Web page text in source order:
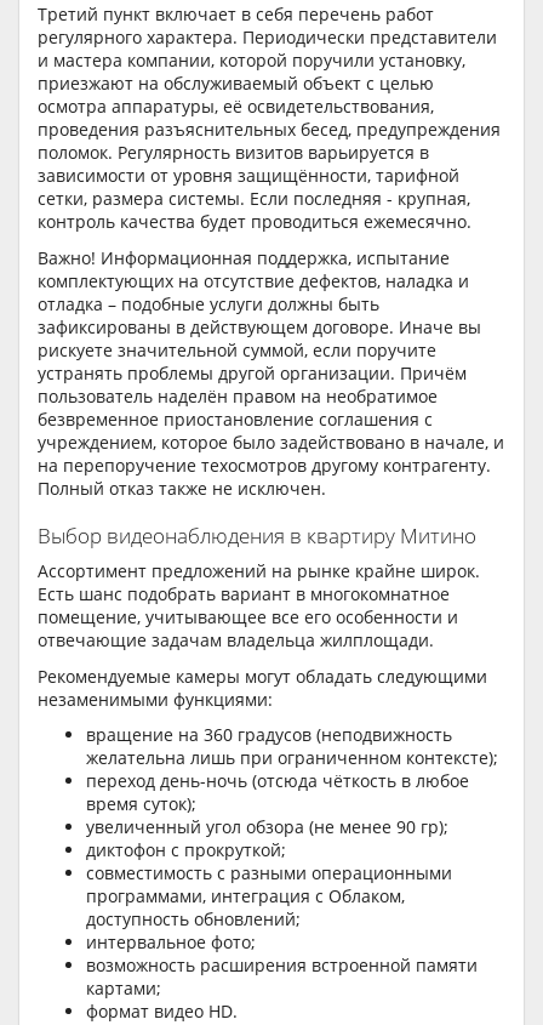
Третий пункт включает в себя перечень работ
регулярного характера. Периодически представители
и мастера компании, которой поручили установку,
приезжают на обслуживаемый объект с целью
осмотра аппаратуры, её освидетельствования,
проведения разъяснительных бесед, предупреждения
поломок. Регулярность визитов варьируется в
зависимости от уровня защищённости, тарифной
сетки, размера системы. Если последняя - крупная,
контроль качества будет проводиться ежемесячно.
Важно! Информационная поддержка, испытание
комплектующих на отсутствие дефектов, наладка и
отладка – подобные услуги должны быть
зафиксированы в действующем договоре. Иначе вы
рискуете значительной суммой, если поручите
устранять проблемы другой организации. Причём
пользователь наделён правом на необратимое
безвременное приостановление соглашения с
учреждением, которое было задействовано в начале, и
на перепоручение техосмотров другому контрагенту.
Полный отказ также не исключен.
Выбор видеонаблюдения в квартиру Митино
Ассортимент предложений на рынке крайне широк.
Есть шанс подобрать вариант в многокомнатное
помещение, учитывающее все его особенности и
отвечающие задачам владельца жилплощади.
Рекомендуемые камеры могут обладать следующими
незаменимыми функциями:
вращение на 360 градусов (неподвижность
желательна лишь при ограниченном контексте);
переход день-ночь (отсюда чёткость в любое
время суток);
увеличенный угол обзора (не менее 90 гр);
диктофон с прокруткой;
совместимость с разными операционными
программами, интеграция с Облаком,
доступность обновлений;
интервальное фото;
возможность расширения встроенной памяти
картами;
формат видео HD.